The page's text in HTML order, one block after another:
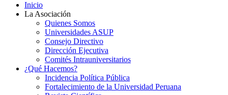
Inicio
La Asociación
Quienes Somos
Universidades ASUP
Consejo Directivo
Dirección Ejecutiva
Comités Intrauniversitarios
¿Qué Hacemos?
Incidencia Política Pública
Fortalecimiento de la Universidad Peruana